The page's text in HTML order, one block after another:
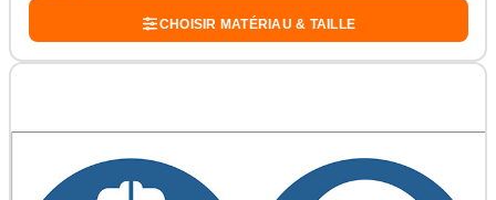
CHOISIR MATÉRIAU & TAILLE